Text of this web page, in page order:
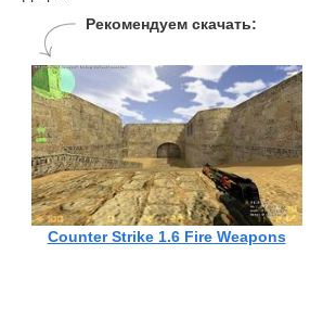
Рекомендуем скачать:
Counter Strike 1.6 Fire Weapons